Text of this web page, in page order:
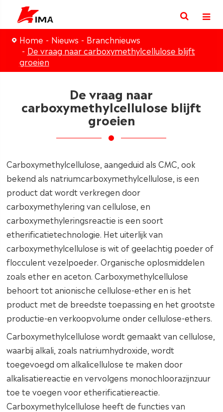
Home Nieuws
Branchnieuws
De vraag naar carboxymethylcellulose blijft
groeien
De vraag naar
carboxymethylcellulose blijft
groeien
Carboxymethylcellulose, aangeduid als CMC, ook
bekend als natriumcarboxymethylcellulose, is een
product dat wordt verkregen door
carboxymethylering van cellulose, en
carboxymethyleringsreactie is een soort
etherificatietechnologie. Het uiterlijk van
carboxymethylcellulose is wit of geelachtig poeder of
flocculent vezelpoeder. Organische oplosmiddelen
zoals ether en aceton. Carboxymethylcellulose
behoort tot anionische cellulose-ether en is het
product met de breedste toepassing en het grootste
productie-en verkoopvolume onder cellulose-ethers.
Carboxymethylcellulose wordt gemaakt van cellulose,
waarbij alkali, zoals natriumhydroxide, wordt
toegevoegd om alkalicellulose te maken door
alkalisatiereactie en vervolgens monochloorazijnzuur
toe te voegen voor etherificatiereactie.
Carboxymethylcellulose heeft de functies van